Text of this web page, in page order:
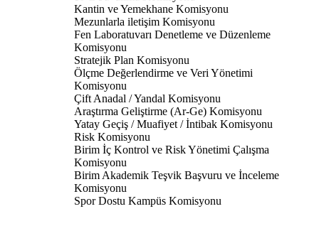
Kantin ve Yemekhane Komisyonu
Mezunlarla iletişim Komisyonu
Fen Laboratuvarı Denetleme ve Düzenleme
Komisyonu
Stratejik Plan Komisyonu
Ölçme Değerlendirme ve Veri Yönetimi
Komisyonu
Çift Anadal / Yandal Komisyonu
Araştırma Geliştirme (Ar-Ge) Komisyonu
Yatay Geçiş / Muafiyet / İntibak Komisyonu
Risk Komisyonu
Birim İç Kontrol ve Risk Yönetimi Çalışma
Komisyonu
Birim Akademik Teşvik Başvuru ve İnceleme
Komisyonu
Spor Dostu Kampüs Komisyonu